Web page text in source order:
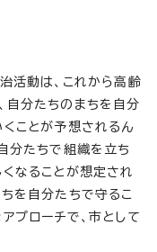
活動は、これから高齢
自分たちのまちを自分
ことが予想されるん
分たちで組織を立ち
なることが想定され
を自分たちで守るこ
プローチで、市として